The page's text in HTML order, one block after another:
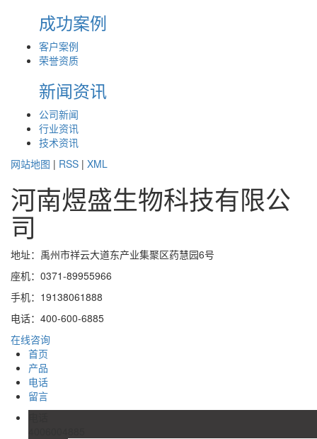
成功案例
客户案例
荣誉资质
新闻资讯
公司新闻
行业资讯
技术资讯
网站地图 | RSS | XML
河南煜盛生物科技有限公
司
地址：禹州市祥云大道东产业集聚区药慧园6号
座机：0371-89955966
手机：19138061888
电话：400-600-6885
在线咨询
首页
产品
电话
留言